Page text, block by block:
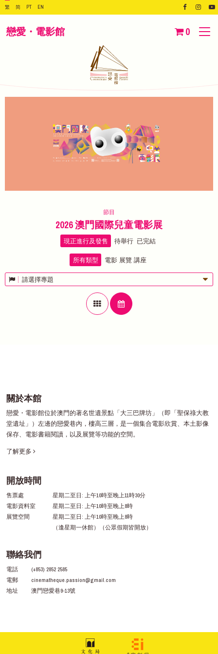
繁 简 PT EN
戀愛・電影館 0
節目
2026 澳門國際兒童電影展
現正進行及發售 待舉行 已完結
所有類型 電影 展覽 講座
請選擇專題
關於本館
戀愛・電影館位於澳門的著名世遺景點「大三巴牌坊」（即「聖保祿大教
堂遺址」）左邊的戀愛巷內，樓高三層，是一個集合電影欣賞、本土影像
保存、電影書籍閱讀，以及展覽等功能的空間。
了解更多
開放時間
售票處
星期二至日: 上午10時至晚上11時30分
電影資料室
星期二至日: 上午10時至晚上8時
展覽空間
星期二至日: 上午10時至晚上8時
（逢星期一休館）（公眾假期皆開放）
聯絡我們
電話
(+853) 2852 2585
電郵
cinematheque.passion@gmail.com
地址
澳門戀愛巷9-13號